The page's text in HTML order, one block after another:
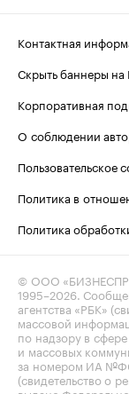
Контактная
Скрыть баннеры на
Корпоративная
О соблюдении
Пользовательское
Политика в
Политика
© ООО
1995–2026 .
агентства «РБК»
массовой
по надзору в
и массовых
за номером ИА
(свидетельство о